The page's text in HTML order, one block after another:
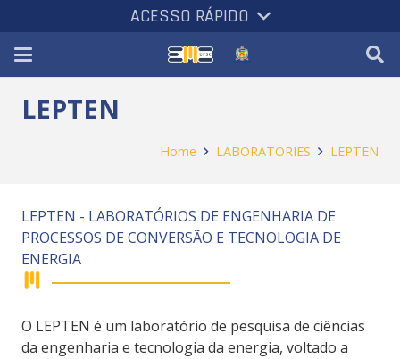
ACESSO RÁPIDO
LEPTEN
Home LABORATORIES LEPTEN
LEPTEN - LABORATÓRIOS DE ENGENHARIA DE
PROCESSOS DE CONVERSÃO E TECNOLOGIA DE
ENERGIA
O LEPTEN é um laboratório de pesquisa de ciências
da engenharia e tecnologia da energia, voltado a